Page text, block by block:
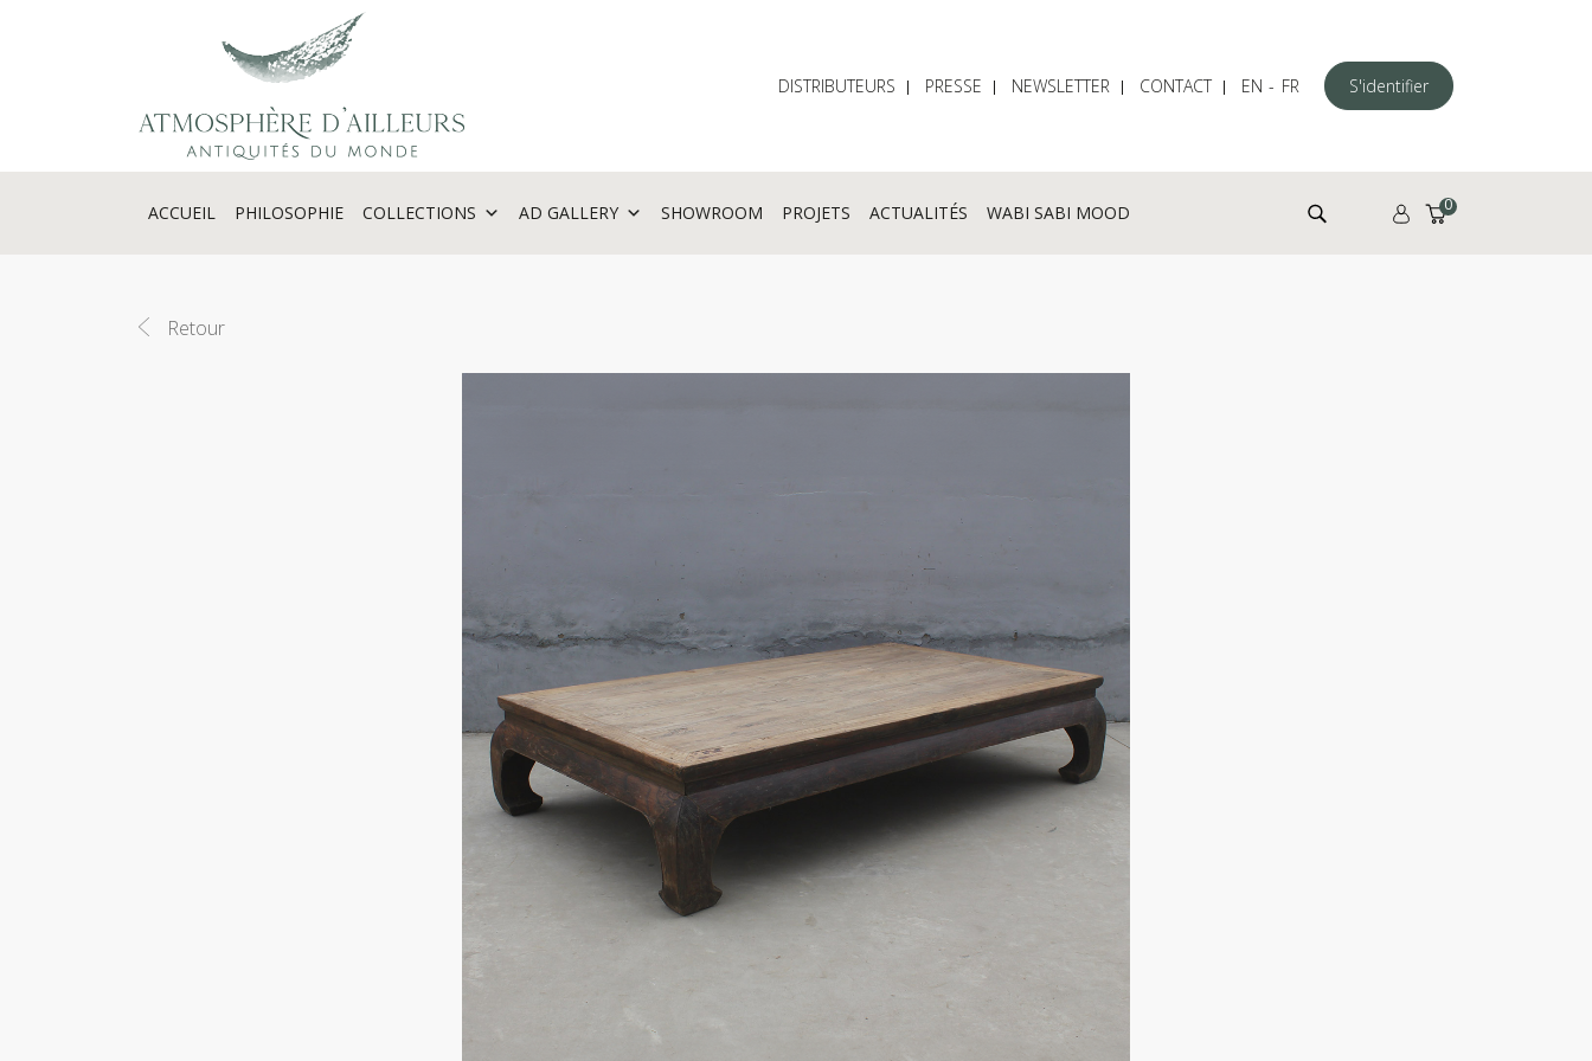
DISTRIBUTEURS PRESSE NEWSLETTER CONTACT EN FR S'identifier
ACCUEIL PHILOSOPHIE COLLECTIONS AD GALLERY SHOWROOM PROJETS ACTUALITÉS WABI SABI MOOD Rechercher : 0
Retour